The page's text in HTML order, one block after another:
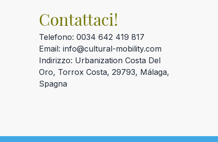
Contattaci!
Telefono: 0034 642 419 817
Email: info@cultural-mobility.com
Indirizzo: Urbanization Costa Del
Oro, Torrox Costa, 29793, Málaga,
Spagna